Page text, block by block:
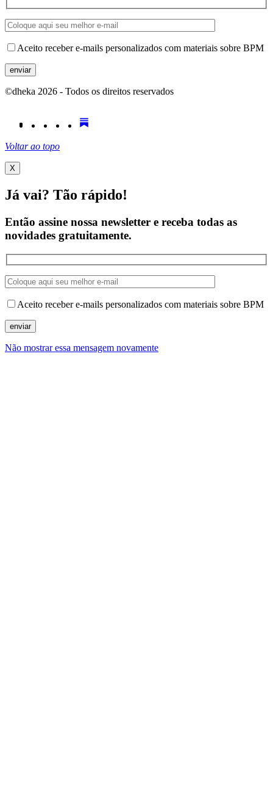
Aceito receber e-mails personalizados com materiais sobre BPM
©dheka 2026 - Todos os direitos reservados
Voltar ao topo
X
Já vai? Tão rápido!
Então assine nossa newsletter e receba todas as
novidades gratuitamente.
Aceito receber e-mails personalizados com materiais sobre BPM
Não mostrar essa mensagem novamente